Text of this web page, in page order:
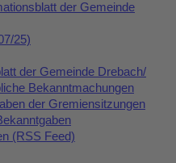
der Gemeinde
25)
der Gemeinde Drebach/
Bekanntmachungen
der Gremiensitzungen
(RSS Feed)